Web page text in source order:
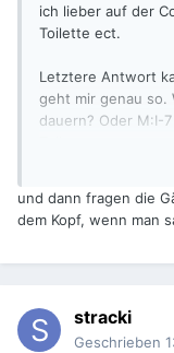
ich lieber auf der
Toilette ect.
Letztere Antwort
geht mir genau so.
dauern? Oder M:I-
und dann fragen die
dem Kopf, wenn man
stracki
Geschrieben